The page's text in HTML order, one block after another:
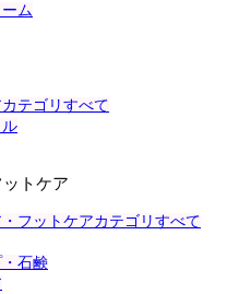
ム
テゴリすべて
トケア
フットケアカテゴリすべて
石鹸